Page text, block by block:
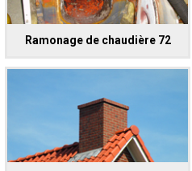
Ramonage de chaudière 72